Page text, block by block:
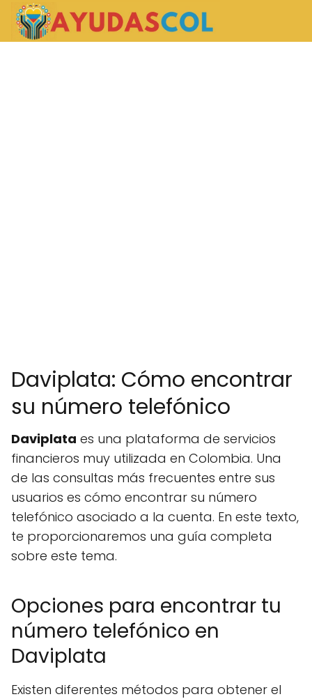
Daviplata: Cómo encontrar
su número telefónico
Daviplata es una plataforma de servicios
financieros muy utilizada en Colombia. Una
de las consultas más frecuentes entre sus
usuarios es cómo encontrar su número
telefónico asociado a la cuenta. En este texto,
te proporcionaremos una guía completa
sobre este tema.
Opciones para encontrar tu
número telefónico en
Daviplata
Existen diferentes métodos para obtener el